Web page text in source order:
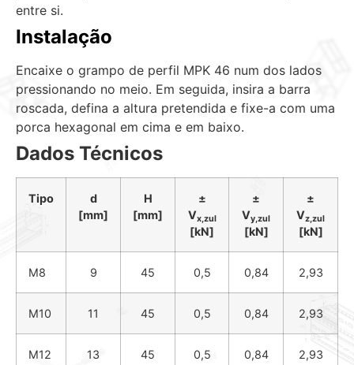
entre si.
Instalação
Encaixe o grampo de perfil MPK 46 num dos lados
pressionando no meio. Em seguida, insira a barra
roscada, defina a altura pretendida e fixe-a com uma
porca hexagonal em cima e em baixo.
Dados Técnicos
Tipo
d
[mm]
H
[mm]
±
Vx,zul
[kN]
±
Vy,zul
[kN]
±
Vz,zul
[kN]
M8 9 45 0,5 0,84 2,93
M10 11 45 0,5 0,84 2,93
M12 13 45 0,5 0,84 2,93